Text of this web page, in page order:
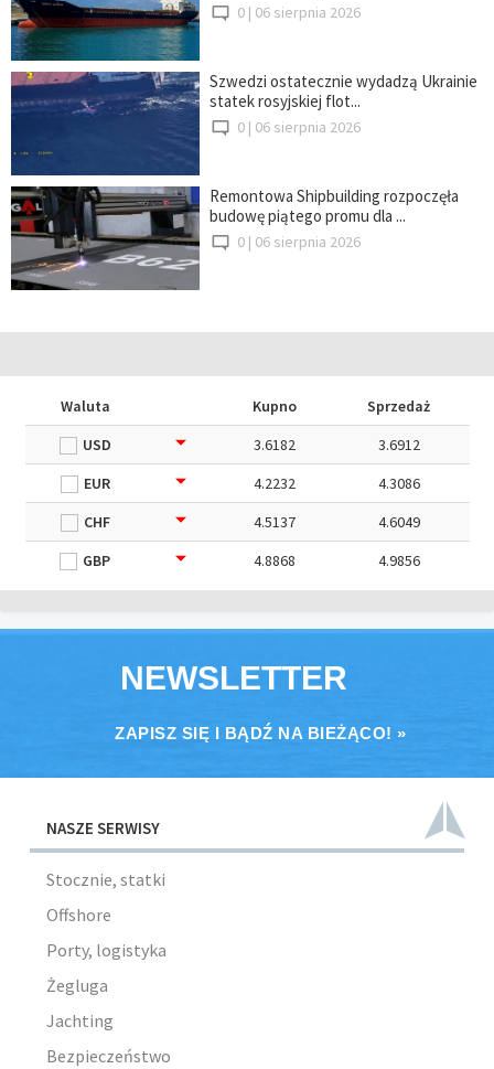
0 | 06 sierpnia 2026
Szwedzi ostatecznie wydadzą Ukrainie
statek rosyjskiej flot...
0 | 06 sierpnia 2026
Remontowa Shipbuilding rozpoczęła
budowę piątego promu dla ...
0 | 06 sierpnia 2026
Waluta Kupno
Sprzedaż
USD
3.6182
3.6912
EUR
4.2232
4.3086
CHF
4.5137
4.6049
GBP
4.8868 4.9856
NEWSLETTER
ZAPISZ SIĘ I BĄDŹ NA BIEŻĄCO! »
NASZE SERWISY
Stocznie, statki
Offshore
Porty, logistyka
Żegluga
Jachting
Bezpieczeństwo